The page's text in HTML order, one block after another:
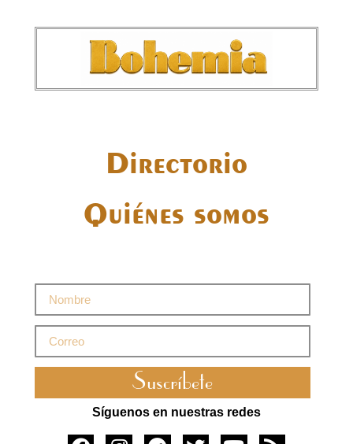
Directorio
Quiénes somos
Suscríbete
Síguenos en nuestras redes